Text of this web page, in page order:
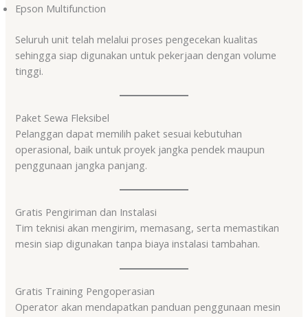
Epson Multifunction
Seluruh unit telah melalui proses pengecekan kualitas
sehingga siap digunakan untuk pekerjaan dengan volume
tinggi.
Paket Sewa Fleksibel
Pelanggan dapat memilih paket sesuai kebutuhan
operasional, baik untuk proyek jangka pendek maupun
penggunaan jangka panjang.
Gratis Pengiriman dan Instalasi
Tim teknisi akan mengirim, memasang, serta memastikan
mesin siap digunakan tanpa biaya instalasi tambahan.
Gratis Training Pengoperasian
Operator akan mendapatkan panduan penggunaan mesin